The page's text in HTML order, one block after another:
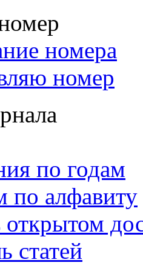
номера
номер
по годам
по алфавиту
открытом
статей